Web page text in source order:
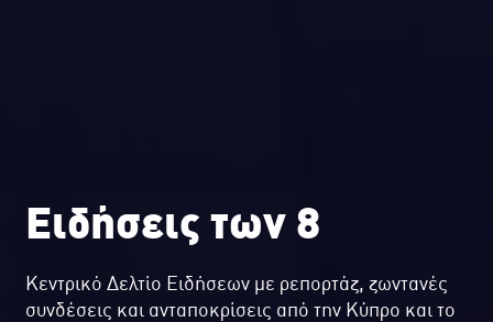
Ειδήσεις των 8
Κεντρικό Δελτίο Ειδήσεων με ρεπορτάζ, ζωντανές
συνδέσεις και ανταποκρίσεις από την Κύπρο και το